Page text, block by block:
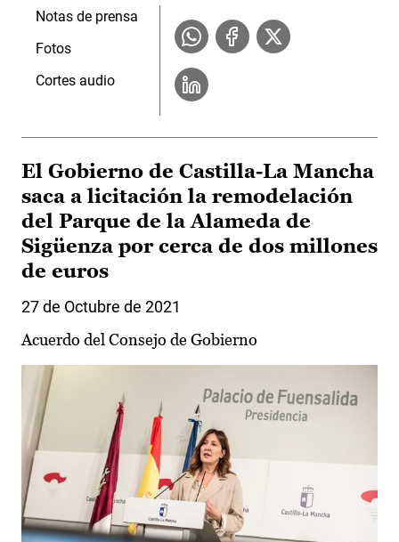
Notas de prensa
Fotos
Cortes audio
El Gobierno de Castilla-La Mancha
saca a licitación la remodelación
del Parque de la Alameda de
Sigüenza por cerca de dos millones
de euros
27 de Octubre de 2021
Acuerdo del Consejo de Gobierno